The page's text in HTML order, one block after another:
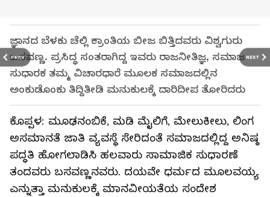
PREV NEXT
ಜ್ಞಾನದ ಬೆಳಕು ಚೆಲ್ಲಿ ಕ್ರಾಂತಿಯ ಬೀಜ ಬಿತ್ತಿದವರು ವಿಶ್ವಗುರು
ಬಸವಣ್ಣ. ಪ್ರಸಿದ್ಧ ಸಂತರಾಗಿದ್ದ ಇವರು ರಾಜನೀತಿಜ್ಞ, ಸಮಾಜ
ಸುಧಾರಕ ತಮ್ಮ ವಿಚಾರಧಾರೆ ಮೂಲಕ ಸಮಾಜದಲ್ಲಿನ
ಅಂಕುಡೊಂಕು ತಿದ್ದಿತೀಡಿ ಮನುಕುಲಕ್ಕೆ ದಾರಿದೀಪ ತೋರಿದರು
ಕೊಪ್ಪಳ: ಮೂಢನಂಬಿಕೆ, ಮಡಿ ಮೈಲಿಗೆ, ಮೇಲುಕೀಲು, ಲಿಂಗ
ಅಸಮಾನತೆ ಜಾತಿ ವ್ಯವಸ್ಥೆ ಸೇರಿದಂತೆ ಸಮಾಜದಲ್ಲಿದ್ದ ಅನಿಷ್ಠ
ಪದ್ಧತಿ ಹೋಗಲಾಡಿಸಿ ಹಲವಾರು ಸಾಮಾಜಿಕ ಸುಧಾರಣೆ
ತಂದವರು ಬಸವಣ್ಣನವರು. ದಯವೇ ಧರ್ಮದ ಮೂಲವಯ್ಯ
ಎನ್ನುತ್ತಾ ಮನುಕುಲಕ್ಕೆ ಮಾನವೀಯತೆಯ ಸಂದೇಶ